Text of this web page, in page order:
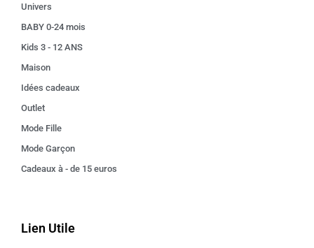
Univers
BABY 0-24 mois
Kids 3 - 12 ANS
Maison
Idées cadeaux
Outlet
Mode Fille
Mode Garçon
Cadeaux à - de 15 euros
Lien Utile